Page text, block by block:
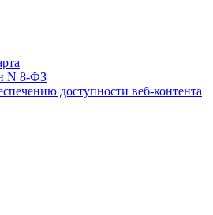
N 8-ФЗ
доступности веб-контента